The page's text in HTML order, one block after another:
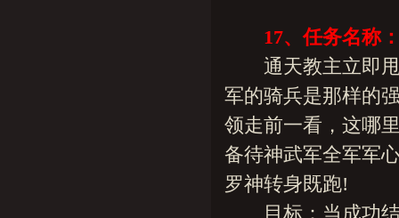
17、任务名称
通天教主立即甩
军的骑兵是那样的
领走前一看，这哪
备待神武军全军军
罗神转身既跑!
目标：当成功结